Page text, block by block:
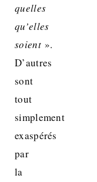
quelles
qu’elles
soient».
D’autres
sont
tout
simplement
exaspérés
par
la